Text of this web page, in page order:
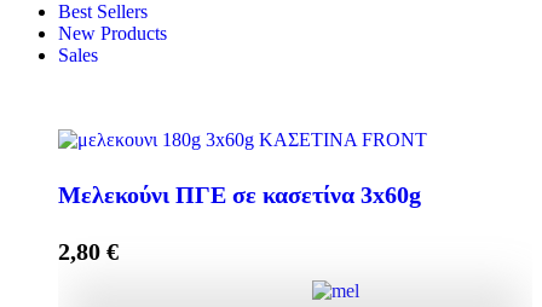
Best Sellers
New Products
Sales
Μελεκούνι ΠΓΕ σε κασετίνα 3x60g
2,80 €